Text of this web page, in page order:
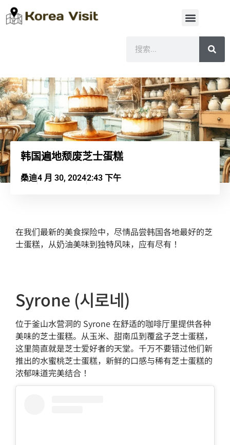
韩国遍地颓废芝士蛋糕
桑迪4 月 30, 20242:43 下午
在我们最新的美食探险中，尽情品尝韩国各地最好的芝
士蛋糕，从奶油美味到独特风味，应有尽有！
Syrone (시로네)
位于釜山水营洞的 Syrone 在舒适的咖啡厅里提供各种
美味的芝士蛋糕。从玉米、甜南瓜到覆盆子芝士蛋糕，
这里简直就是芝士爱好者的天堂。千万不要错过他们新
推出的水蜜桃芝士蛋糕，新鲜的口感与稀有芝士蛋糕的
浓郁味道完美结合！